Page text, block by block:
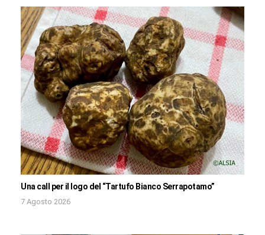
Una call per il logo del “Tartufo Bianco Serrapotamo”
7 Agosto 2026